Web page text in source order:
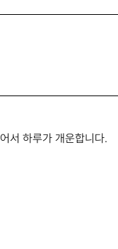
서 하루가 개운합니다.